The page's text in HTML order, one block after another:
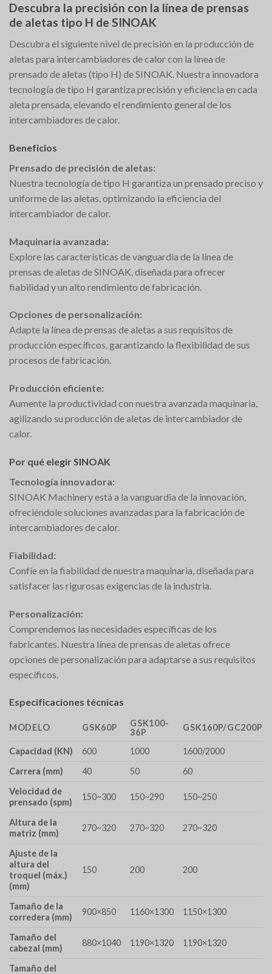
Descubra la precisión con la línea de prensas
de aletas tipo H de SINOAK
Descubra el siguiente nivel de precisión en la producción de
aletas para intercambiadores de calor con la línea de
prensado de aletas (tipo H) de SINOAK. Nuestra innovadora
tecnología de tipo H garantiza precisión y eficiencia en cada
aleta prensada, elevando el rendimiento general de los
intercambiadores de calor.
Beneficios
Prensado de precisión de aletas:
Nuestra tecnología de tipo H garantiza un prensado preciso y
uniforme de las aletas, optimizando la eficiencia del
intercambiador de calor.
Maquinaria avanzada:
Explore las características de vanguardia de la línea de
prensas de aletas de SINOAK, diseñada para ofrecer
fiabilidad y un alto rendimiento de fabricación.
Opciones de personalización:
Adapte la línea de prensas de aletas a sus requisitos de
producción específicos, garantizando la flexibilidad de sus
procesos de fabricación.
Producción eficiente:
Aumente la productividad con nuestra avanzada maquinaria,
agilizando su producción de aletas de intercambiador de
calor.
Por qué elegir SINOAK
Tecnología innovadora:
SINOAK Machinery está a la vanguardia de la innovación,
ofreciéndole soluciones avanzadas para la fabricación de
intercambiadores de calor.
Fiabilidad:
Confíe en la fiabilidad de nuestra maquinaria, diseñada para
satisfacer las rigurosas exigencias de la industria.
Personalización:
Comprendemos las necesidades específicas de los
fabricantes. Nuestra línea de prensas de aletas ofrece
opciones de personalización para adaptarse a sus requisitos
específicos.
Especificaciones técnicas
MODELO GSK60P
GSK100-
36P
GSK160P/GC200P
Capacidad (KN) 600 1000
1600/2000
Carrera (mm)
40 50
60
Velocidad de
prensado (spm)
150~300 150~290 150~250
Altura de la
matriz (mm)
270~320 270~320 270~320
Ajuste de la
altura del
troquel (máx.)
(mm)
150 200 200
Tamaño de la
corredera (mm)
900×850 1160×1300 1150×1300
Tamaño del
cabezal (mm)
880×1040 1190×1320 1190×1320
Tamaño del